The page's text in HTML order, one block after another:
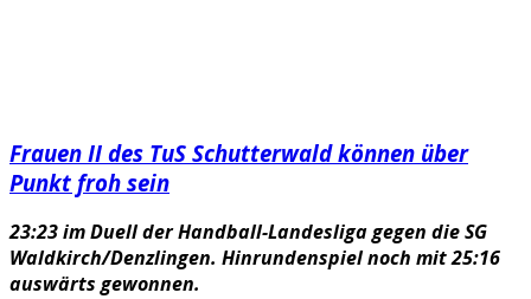
Frauen II des TuS Schutterwald können über
Punkt froh sein
23:23 im Duell der Handball-Landesliga gegen die SG
Waldkirch/Denzlingen. Hinrundenspiel noch mit 25:16
auswärts gewonnen.